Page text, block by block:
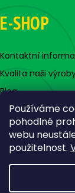
Používáme
pohodlné
webu
použitelnost.
E-SHOP
Kontaktní
Kvalita naši
Blog